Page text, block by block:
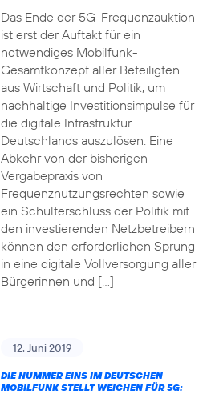
Das Ende der 5G-Frequenzauktion
ist erst der Auftakt für ein
notwendiges Mobilfunk-
Gesamtkonzept aller Beteiligten
aus Wirtschaft und Politik, um
nachhaltige Investitionsimpulse für
die digitale Infrastruktur
Deutschlands auszulösen. Eine
Abkehr von der bisherigen
Vergabepraxis von
Frequenznutzungsrechten sowie
ein Schulterschluss der Politik mit
den investierenden Netzbetreibern
können den erforderlichen Sprung
in eine digitale Vollversorgung aller
Bürgerinnen und […]
12. Juni 2019
DIE NUMMER EINS IM DEUTSCHEN
MOBILFUNK STELLT WEICHEN FÜR 5G: